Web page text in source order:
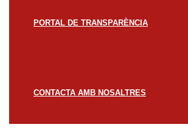
PORTAL DE TRANSPARÈNCIA
CONTACTA AMB NOSALTRES